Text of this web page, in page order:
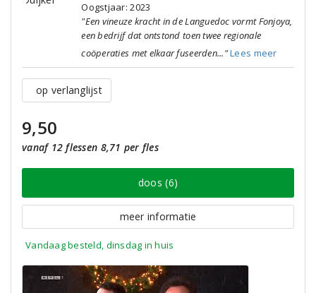
Oogstjaar: 2023
"Een vineuze kracht in de Languedoc vormt Fonjoya,
een bedrijf dat ontstond toen twee regionale
coöperaties met elkaar fuseerden..."Lees meer
op verlanglijst
9,50
vanaf 12 flessen 8,71 per fles
doos (6)
meer informatie
Vandaag besteld, dinsdag in huis